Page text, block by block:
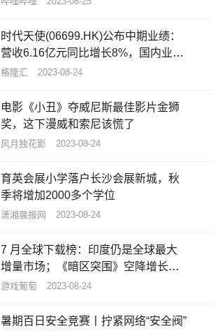
时代天使(06699.HK)公布中期业绩：
营收6.16亿元同比增长8%，国内业务
稳健增长，继续推进国际化业务布局
格隆汇 2023-08-24
电影《小丑》夺威尼斯最佳影片金狮
奖，这下漫威和索尼该慌了
风月独花影 2023-08-24
育英会展小学落户长沙会展新城，秋
季将增加2000多个学位
潇湘晨报网 2023-08-24
7 月全球下载榜：印度仍是全球最大
增量市场；《暗区突围》空降增长榜
TOP 3
游戏葡萄 2023-08-24
暑期百日安全竞赛丨拧紧网络“安全阀”